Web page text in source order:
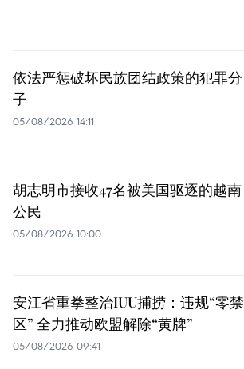
依法严惩破坏民族团结政策的犯罪分
子
05/08/2026 14:11
胡志明市接收47名被美国驱逐的越南
公民
05/08/2026 10:00
安江省重拳整治IUU捕捞：违规“零禁
区” 全力推动欧盟解除“黄牌”
05/08/2026 09:41